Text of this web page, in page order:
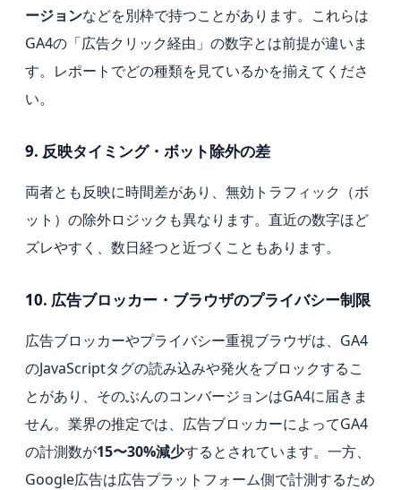
ージョンなどを別枠で持つことがあります。これらは
GA4の「広告クリック経由」の数字とは前提が違いま
す。レポートでどの種類を見ているかを揃えてくださ
い。
9. 反映タイミング・ボット除外の差
両者とも反映に時間差があり、無効トラフィック（ボ
ット）の除外ロジックも異なります。直近の数字ほど
ズレやすく、数日経つと近づくこともあります。
10. 広告ブロッカー・ブラウザのプライバシー制限
広告ブロッカーやプライバシー重視ブラウザは、GA4
のJavaScriptタグの読み込みや発火をブロックするこ
とがあり、そのぶんのコンバージョンはGA4に届きま
せん。業界の推定では、広告ブロッカーによってGA4
の計測数が15〜30%減少するとされています。一方、
Google広告は広告プラットフォーム側で計測するため